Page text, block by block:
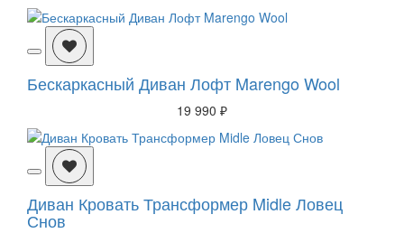
Бескаркасный Диван Лофт Marengo Wool
19 990 ₽
Диван Кровать Трансформер Midle Ловец
Снов